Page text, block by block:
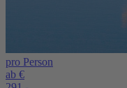
pro Person
ab €